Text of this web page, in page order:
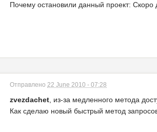
Почему остановили данный проект: Скоро
Отправлено 22 June 2010 - 07:28
zvezdachet, из-за медленного метода
Как сделаю новый быстрый метод